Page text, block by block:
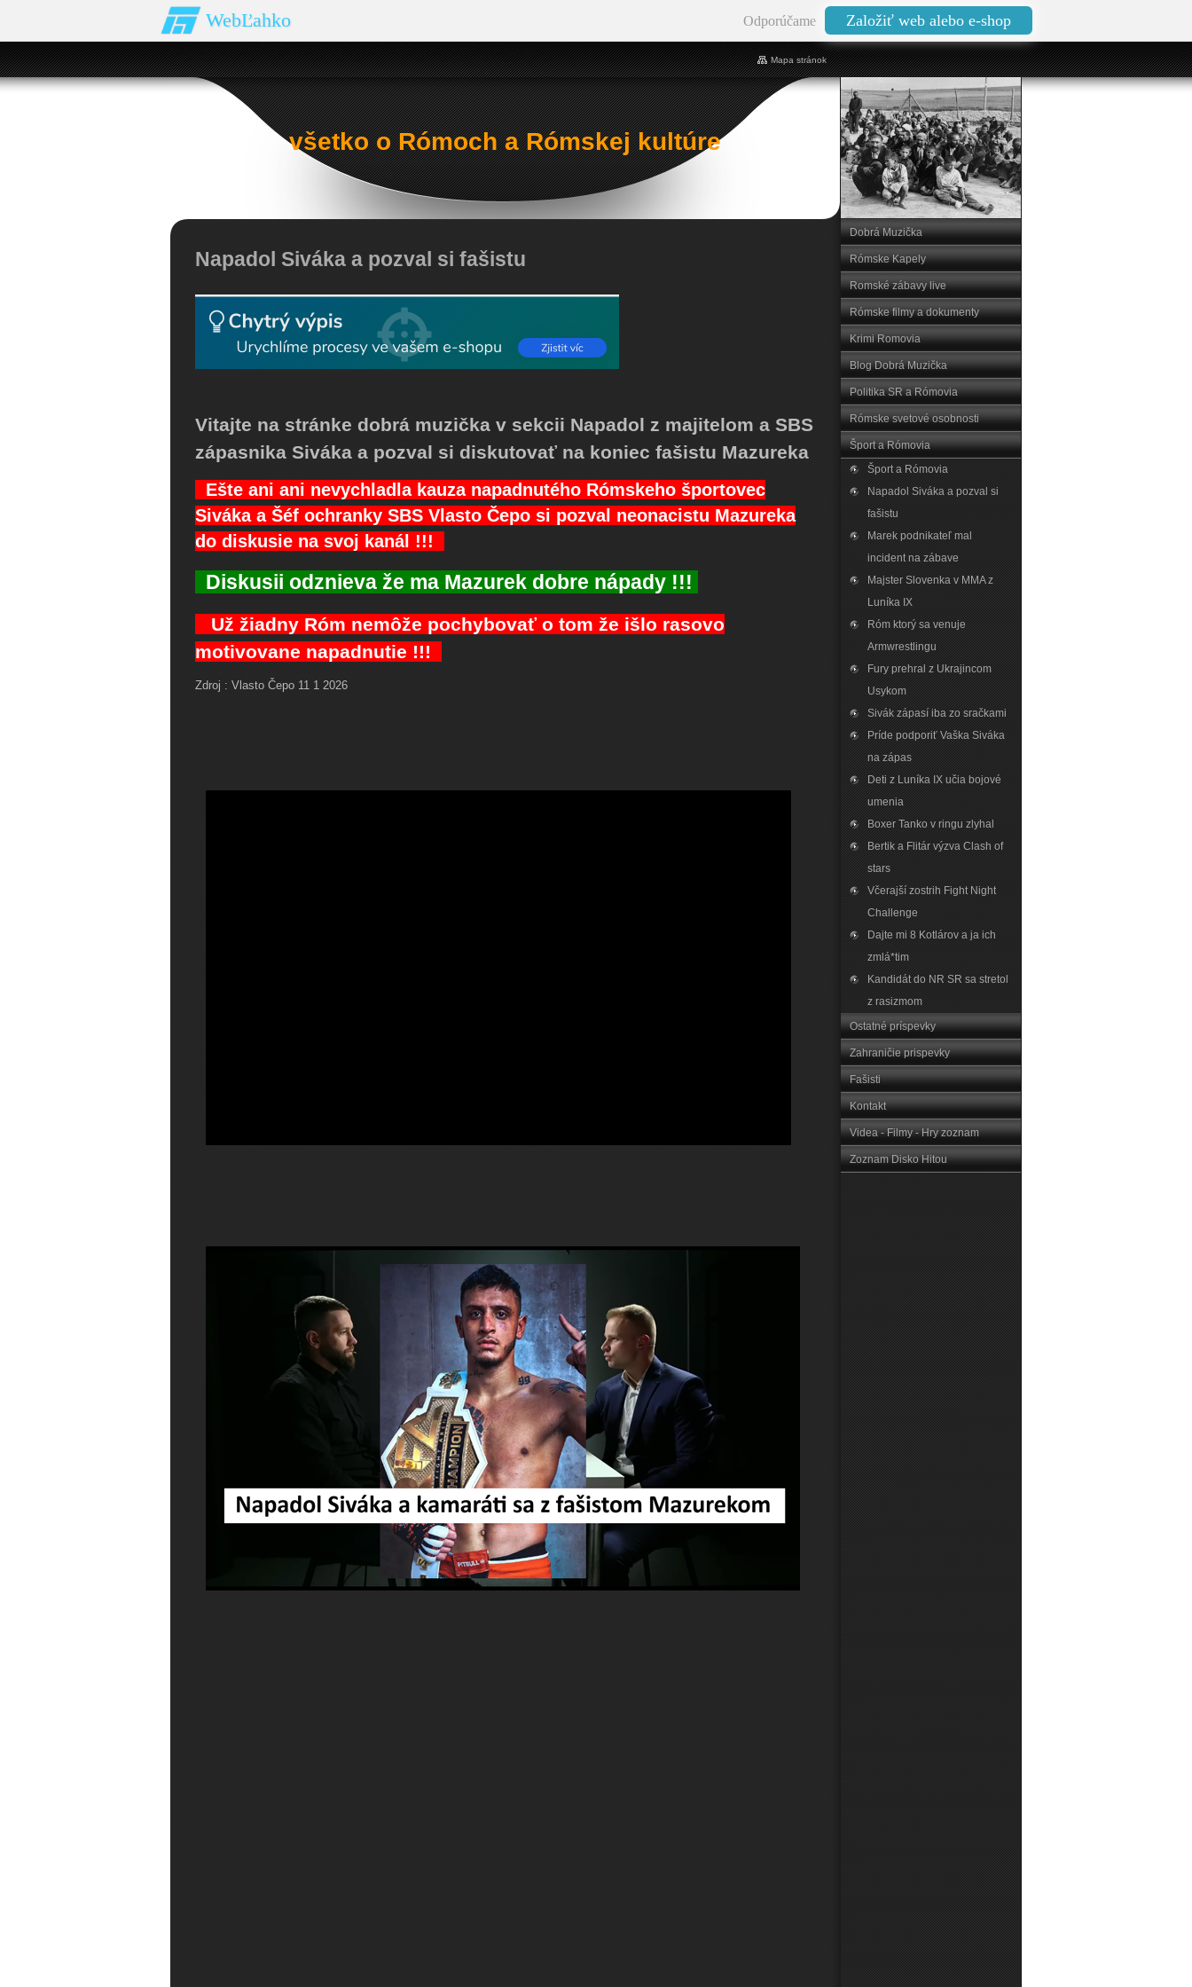
WebĽahko Odporúčame Založiť web alebo e-shop
všetko o Rómoch a Rómskej kultúre
Mapa stránok
Napadol Siváka a pozval si fašistu
Vitajte na stránke dobrá muzička v sekcii Napadol z majitelom a SBS
zápasnika Siváka a pozval si diskutovať na koniec fašistu Mazureka
Ešte ani ani nevychladla kauza napadnutého Rómskeho športovec
Siváka a Šéf ochranky SBS Vlasto Čepo si pozval neonacistu Mazureka
do diskusie na svoj kanál !!!
Diskusii odznieva že ma Mazurek dobre nápady !!!
Už žiadny Róm nemôže pochybovať o tom že išlo rasovo
motivovane napadnutie !!!
Zdroj : Vlasto Čepo 11 1 2026
Dobrá Muzička
Rómske Kapely
Romské zábavy live
Rómske filmy a dokumenty
Krimi Romovia
Blog Dobrá Muzička
Politika SR a Rómovia
Rómske svetové osobnosti
Šport a Rómovia
Šport a Rómovia
Napadol Siváka a pozval si
fašistu
Marek podnikateľ mal
incident na zábave
Majster Slovenka v MMA z
Luníka IX
Róm ktorý sa venuje
Armwrestlingu
Fury prehral z Ukrajincom
Usykom
Sivák zápasí iba zo sračkami
Príde podporiť Vaška Siváka
na zápas
Deti z Luníka IX učia bojové
umenia
Boxer Tanko v ringu zlyhal
Bertik a Flitár výzva Clash of
stars
Včerajší zostrih Fight Night
Challenge
Dajte mi 8 Kotlárov a ja ich
zmlá*tim
Kandidát do NR SR sa stretol
z rasizmom
Ostatné príspevky
Zahraničie prispevky
Fašisti
Kontakt
Videa - Filmy - Hry zoznam
Zoznam Disko Hitou